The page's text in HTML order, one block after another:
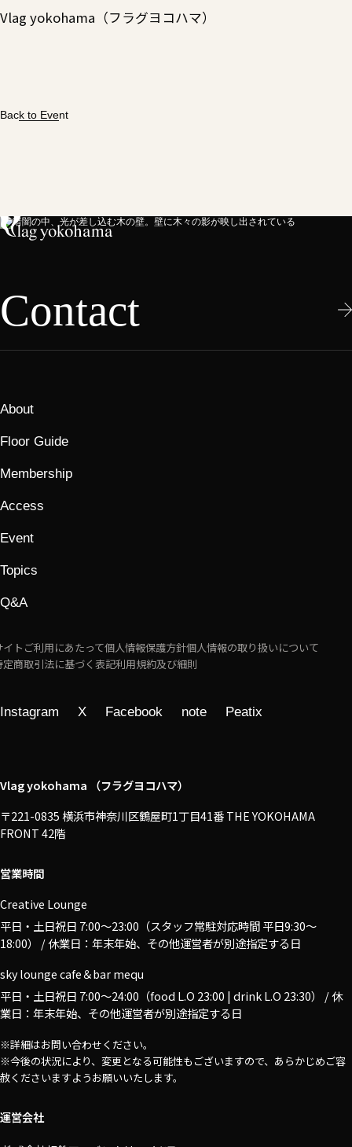
Vlag yokohama（フラグヨコハマ）
Back to Event
Contact
About
Floor Guide
Membership
Access
Event
Topics
Q&A
イトご利用にあたって個人情報保護方針個人情報の取り扱いについて
定商取引法に基づく表記利用規約及び細則
Instagram X Facebook note Peatix
Vlag yokohama （フラグヨコハマ）
〒221-0835 横浜市神奈川区鶴屋町1丁目41番 THE YOKOHAMA
FRONT 42階
営業時間
Creative Lounge
平日・土日祝日 7:00〜23:00（スタッフ常駐対応時間 平日9:30～
18:00） / 休業日：年末年始、その他運営者が別途指定する日
sky lounge cafe＆bar mequ
平日・土日祝日 7:00〜24:00（food L.O 23:00 | drink L.O 23:30） / 休
業日：年末年始、その他運営者が別途指定する日
※詳細はお問い合わせください。
※今後の状況により、変更となる可能性もございますので、あらかじめご容
赦くださいますようお願いいたします。
運営会社